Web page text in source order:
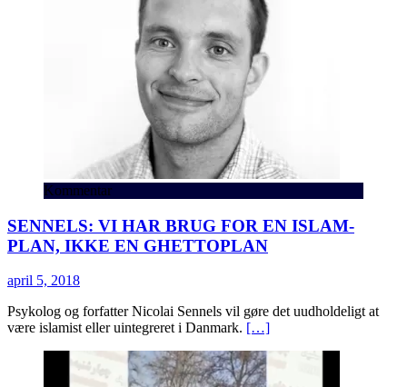
Kommentar
SENNELS: VI HAR BRUG FOR EN ISLAM-
PLAN, IKKE EN GHETTOPLAN
april 5, 2018
Psykolog og forfatter Nicolai Sennels vil gøre det uudholdeligt at
være islamist eller uintegreret i Danmark. […]